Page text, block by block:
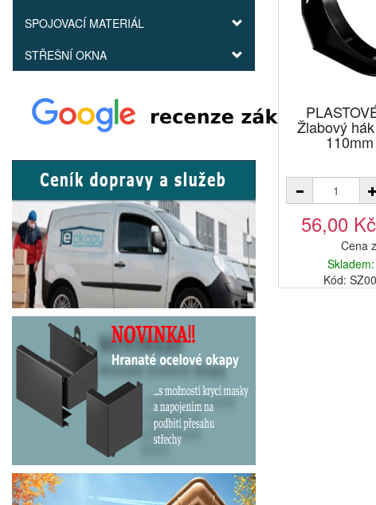
SPOJOVACÍ MATERIÁL
STŘEŠNÍ OKNA
Žlabový
56,00
Cena
Kód: